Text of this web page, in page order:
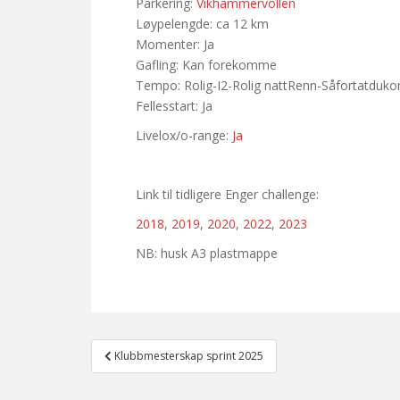
Løypelengde: ca 12 km
Momenter: Ja
Gafling: Kan forekomme
Tempo: Rolig-I2-Rolig nattRenn-
Fellesstart: Ja
Livelox/o-range: Ja
Link til tidligere Enger challenge:
2018, 2019, 2020, 2022, 2023
NB: husk A3 plastmappe
Post
navigation
Klubbmesterskap sprint 2025